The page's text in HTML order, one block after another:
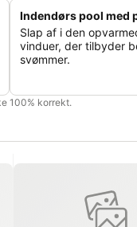
Indendørs pool med
Slap af i den
vinduer, der tilbyder
svømmer.
100% korrekt.